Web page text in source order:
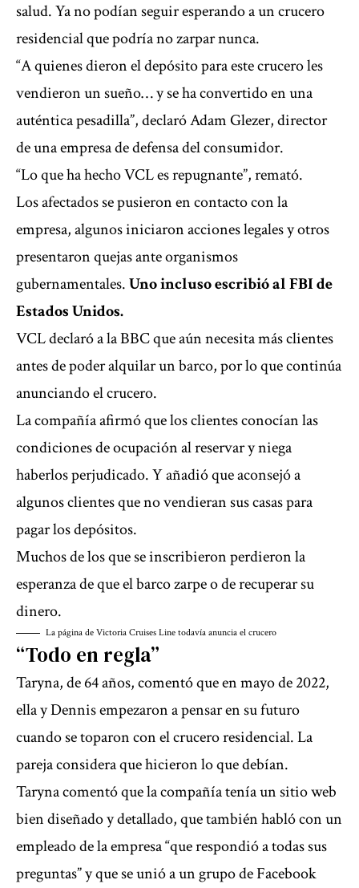
salud. Ya no podían seguir esperando a un crucero
residencial que podría no zarpar nunca.
“A quienes dieron el depósito para este crucero les
vendieron un sueño… y se ha convertido en una
auténtica pesadilla”, declaró Adam Glezer, director
de una empresa de defensa del consumidor.
“Lo que ha hecho VCL es repugnante”, remató.
Los afectados se pusieron en contacto con la
empresa, algunos iniciaron acciones legales y otros
presentaron quejas ante organismos
gubernamentales.Uno incluso escribió al FBI de
Estados Unidos.
VCL declaró a la BBC que aún necesita más clientes
antes de poder alquilar un barco, por lo que continúa
anunciando el crucero.
La compañía afirmó que los clientes conocían las
condiciones de ocupación al reservar y niega
haberlos perjudicado. Y añadió que aconsejó a
algunos clientes que no vendieran sus casas para
pagar los depósitos.
Muchos de los que se inscribieron perdieron la
esperanza de que el barco zarpe o de recuperar su
dinero.
La página de Victoria Cruises Line todavía anuncia el crucero
“Todo en regla”
Taryna, de 64 años, comentó que en mayo de 2022,
ella y Dennis empezaron a pensar en su futuro
cuando se toparon con el crucero residencial. La
pareja considera que hicieron lo que debían.
Taryna comentó que la compañía tenía un sitio web
bien diseñado y detallado, que también habló con un
empleado de la empresa “que respondió a todas sus
preguntas” y que se unió a un grupo de Facebook